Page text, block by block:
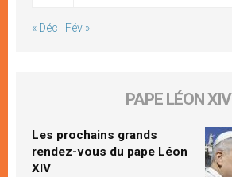
« Déc Fév »
PAPE LÉON XIV
Les prochains grands
rendez-vous du pape Léon
XIV